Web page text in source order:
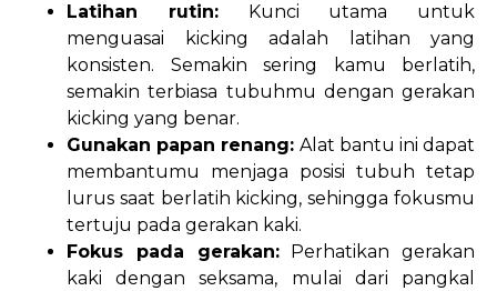
Latihan rutin:Kunci utama untuk
menguasai kicking adalah latihan yang
konsisten. Semakin sering kamu berlatih,
semakin terbiasa tubuhmu dengan gerakan
kicking yang benar.
Gunakan papan renang: Alat bantu ini dapat
membantumu menjaga posisi tubuh tetap
lurus saat berlatih kicking, sehingga fokusmu
tertuju pada gerakan kaki.
Fokus pada gerakan:Perhatikan gerakan
kaki dengan seksama, mulai dari pangkal